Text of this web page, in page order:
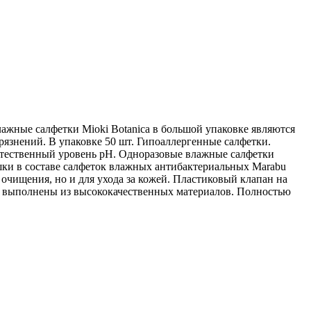
салфетки Mioki Botanica в большой упаковке являются
В упаковке 50 шт. Гипоаллергенные салфетки.
уровень pH. Одноразовые влажные салфетки
в составе салфеток влажных антибактериальных Marabu
но и для ухода за кожей. Пластиковый клапан на
из высококачественных материалов. Полностью